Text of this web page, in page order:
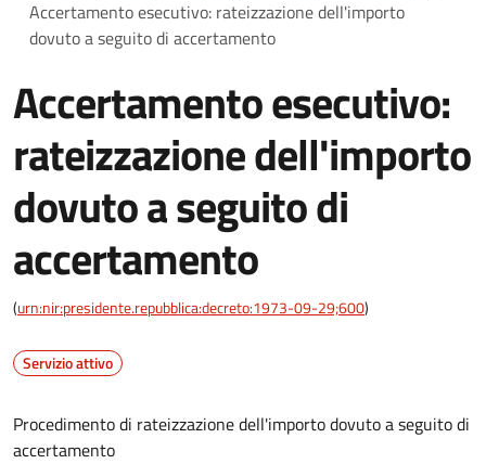
Accertamento esecutivo: rateizzazione dell'importo
dovuto a seguito di accertamento
Accertamento esecutivo:
rateizzazione dell'importo
dovuto a seguito di
accertamento
(urn:nir:presidente.repubblica:decreto:1973-09-29;600)
Servizio attivo
Procedimento di rateizzazione dell'importo dovuto a seguito di
accertamento